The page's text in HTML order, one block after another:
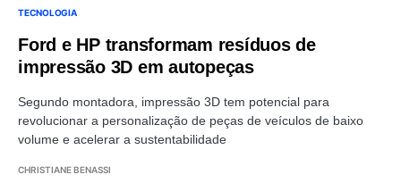
TECNOLOGIA
Ford e HP transformam resíduos de
impressão 3D em autopeças
Segundo montadora, impressão 3D tem potencial para
revolucionar a personalização de peças de veículos de baixo
volume e acelerar a sustentabilidade
CHRISTIANE BENASSI